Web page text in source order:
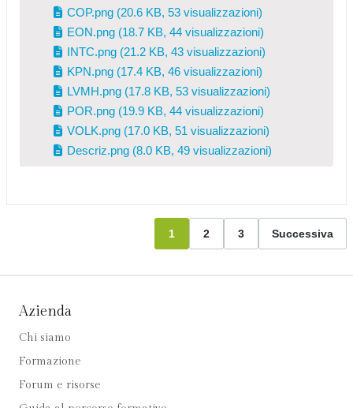
COP.png (20.6 KB, 53 visualizzazioni)
EON.png (18.7 KB, 44 visualizzazioni)
INTC.png (21.2 KB, 43 visualizzazioni)
KPN.png (17.4 KB, 46 visualizzazioni)
LVMH.png (17.8 KB, 53 visualizzazioni)
POR.png (19.9 KB, 44 visualizzazioni)
VOLK.png (17.0 KB, 51 visualizzazioni)
Descriz.png (8.0 KB, 49 visualizzazioni)
1 2 3 Successiva
Azienda
Chi siamo
Formazione
Forum e risorse